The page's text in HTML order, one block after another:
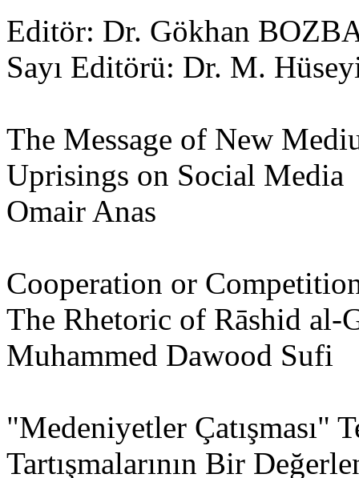
Editör: Dr. Gökhan
Sayı Editörü: Dr. M.
The Message of New
Uprisings on Social Media
Omair Anas
Cooperation or
The Rhetoric of Rāshid al-
Muhammed Dawood Sufi
"Medeniyetler Çatışması"
Tartışmalarının Bir